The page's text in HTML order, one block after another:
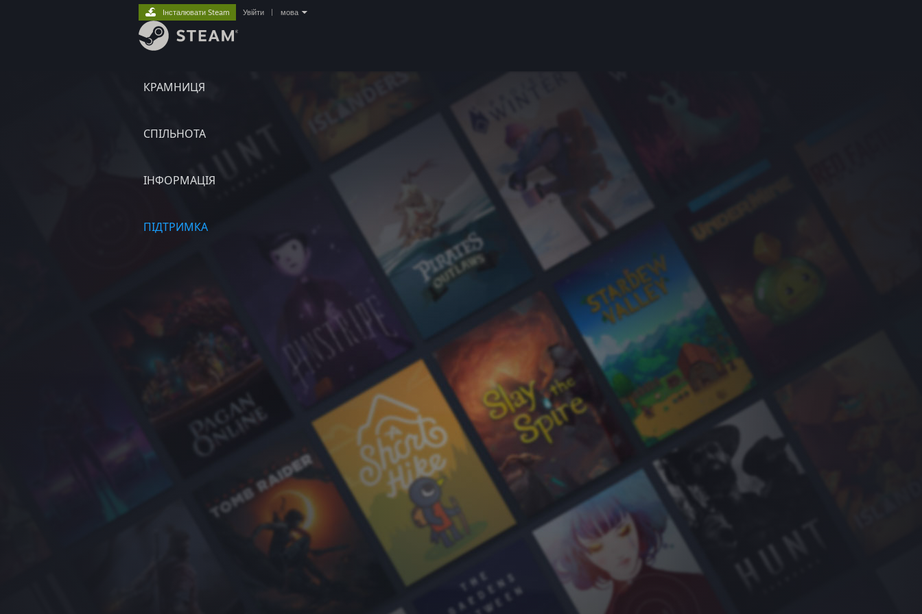
КРАМНИЦЯ
СПІЛЬНОТА
ІНФОРМАЦІЯ
ПІДТРИМКА
Інсталювати Steam Увійти мова